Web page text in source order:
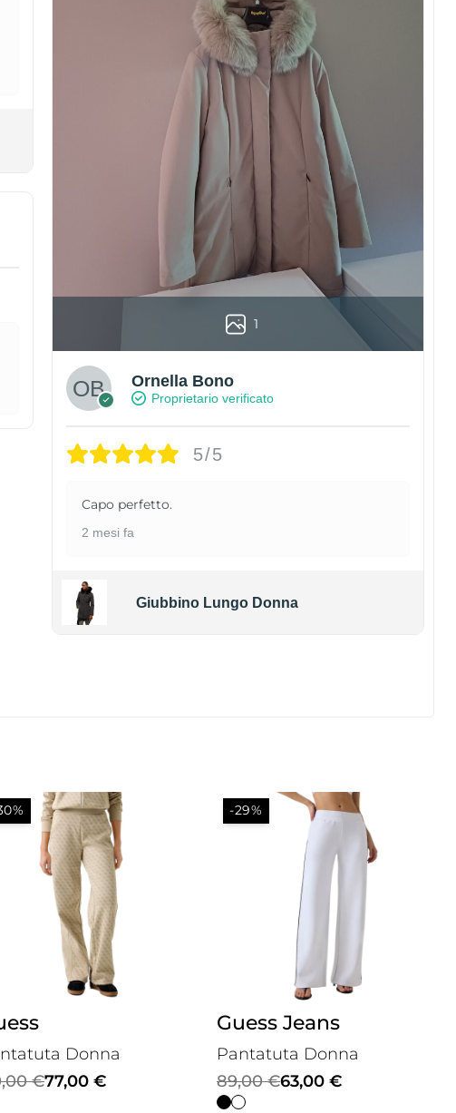
1
Ornella Bono
Proprietario verificato
5/5
Capo perfetto.
2 mesi fa
Giubbino Lungo Donna
Donna
€77,00 €
-29%
Guess Jeans
Pantatuta Donna
89,00€
Il
prezzo
63,00 €
Il
prezzo